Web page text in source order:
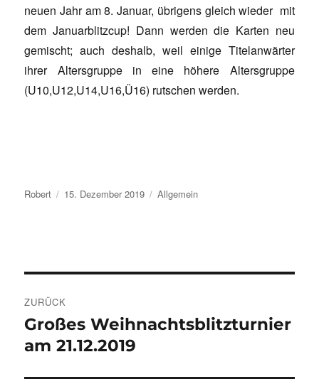
neuen Jahr am 8. Januar, übrigens gleich wieder mit
dem Januarblitzcup! Dann werden die Karten neu
gemischt; auch deshalb, weil einige Titelanwärter
ihrer Altersgruppe in eine höhere Altersgruppe
(U10,U12,U14,U16,Ü16) rutschen werden.
Autor
Robert Veröffentlicht
15. Dezember 2019 Kategorien
Allgemein
ZURÜCK
Vorheriger
Beitrag:
Großes Weihnachtsblitzturnier
am 21.12.2019